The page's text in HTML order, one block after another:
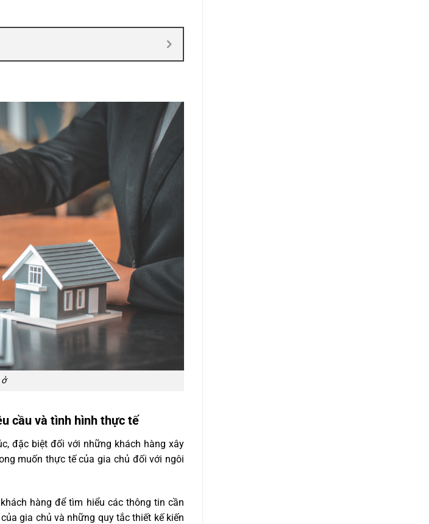
cầu và tình hình thực tế
đặc biệt đối với những khách hàng xây
muốn thực tế của gia chủ đối với ngôi
hàng để tìm hiểu các thông tin cần
gia chủ và những quy tắc thiết kế kiến